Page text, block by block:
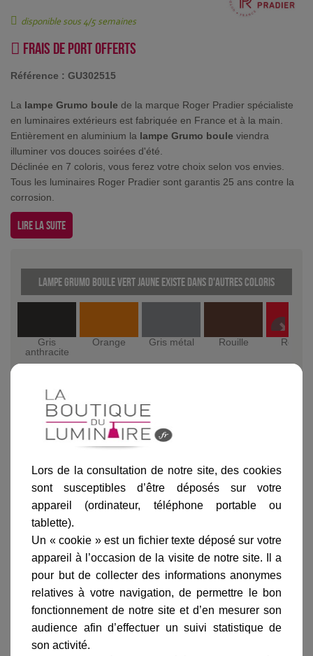
disponible sous 4/5 semaines
Frais de port offerts
Référence : GU302515
La lampe Grumo boule de la marque Roger Pradier spécialiste
en luminaires extérieurs est fabriquée en France et à la main.
Entièrement en aluminium la lampe Grumo boule viendra
illuminer vos douces soirées d'été.
Déclinée en 7 coloris, vous ferez votre choix selon vos envies.
Tous les luminaires Roger Pradier sont garantis 25 ans contre la
corrosion.
Lire la suite
Lampe Grumo boule Vert jaune existe dans d'autres coloris
Gris
anthracite
Orange Gris métal Rouille Rouge
Ajouter au panier
Informations produit
marque
livraison
gamme complète
Lors de la consultation de notre site, des cookies
sont susceptibles d’être déposés sur votre
appareil (ordinateur, téléphone portable ou
tablette).
Un « cookie » est un fichier texte déposé sur votre
appareil à l’occasion de la visite de notre site. Il a
pour but de collecter des informations anonymes
relatives à votre navigation, de permettre le bon
fonctionnement de notre site et d’en mesurer son
audience afin d’effectuer un suivi statistique de
son activité.